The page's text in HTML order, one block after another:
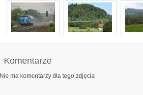
Komentarze
Nie ma komentarzy dla tego zdjęcia